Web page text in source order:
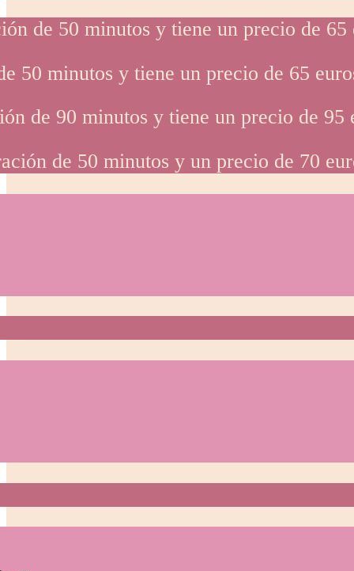
de 50 minutos y tiene un precio de 65
50 minutos y tiene un precio de 65
de 90 minutos y tiene un precio de 95
de 50 minutos y un precio de 70